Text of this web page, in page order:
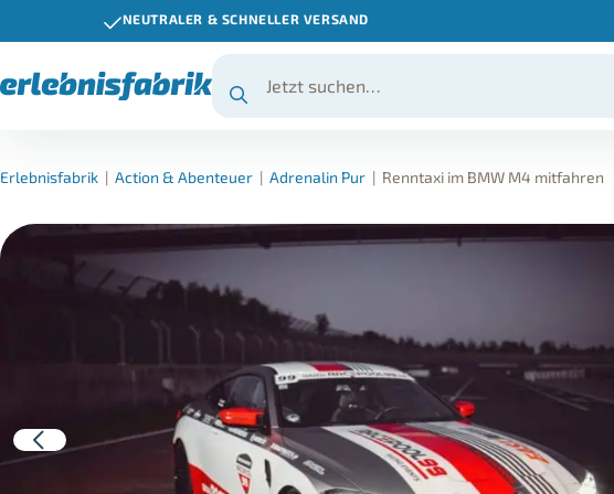
NEUTRALER & SCHNELLER VERSAND
Erlebnisfabrik | Action & Abenteuer | Adrenalin Pur | Renntaxi im BMW M4 mitfahren